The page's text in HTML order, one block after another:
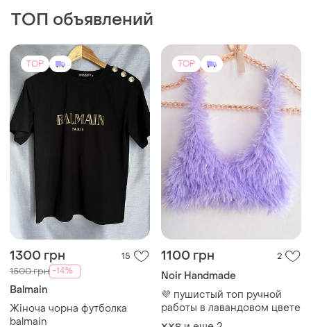
ТОП объявлений
TOP
1300 грн 15
1500 грн -14%
Balmain
Жіноча чорна футболка
balmain
TOP
1100 грн 2
Noir Handmade
💜 пушистый топ ручной
работы в лавандовом цвете